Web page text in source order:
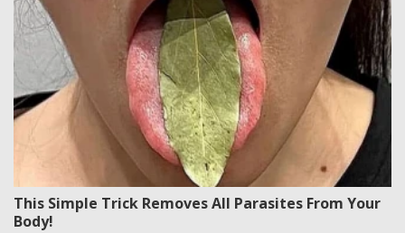
This Simple Trick Removes All Parasites From Your
Body!